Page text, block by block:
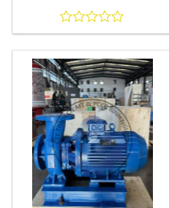
0
out
of
5